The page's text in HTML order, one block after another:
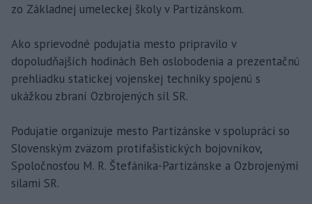
zo Základnej umeleckej školy v Partizánskom.
Ako sprievodné podujatia mesto pripravilo v
dopoludňajších hodinách Beh oslobodenia a prezentačnú
prehliadku statickej vojenskej techniky spojenú s
ukážkou zbraní Ozbrojených síl SR.
Podujatie organizuje mesto Partizánske v spolupráci so
Slovenským zväzom protifašistických bojovníkov,
Spoločnosťou M. R. Štefánika-Partizánske a Ozbrojenými
silami SR.